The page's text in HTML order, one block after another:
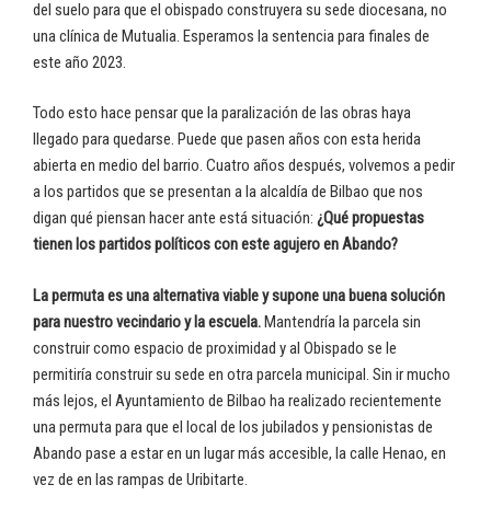
del suelo para que el obispado construyera su sede diocesana, no
una clínica de Mutualia. Esperamos la sentencia para finales de
este año 2023.
Todo esto hace pensar que la paralización de las obras haya
llegado para quedarse. Puede que pasen años con esta herida
abierta en medio del barrio. Cuatro años después, volvemos a pedir
a los partidos que se presentan a la alcaldía de Bilbao que nos
digan qué piensan hacer ante está situación: ¿Qué propuestas
tienen los partidos políticos con este agujero en Abando?
La permuta es una alternativa viable y supone una buena solución
para nuestro vecindario y la escuela.Mantendría la parcela sin
construir como espacio de proximidad y al Obispado se le
permitiría construir su sede en otra parcela municipal. Sin ir mucho
más lejos, el Ayuntamiento de Bilbao ha realizado recientemente
una permuta para que el local de los jubilados y pensionistas de
Abando pase a estar en un lugar más accesible, la calle Henao, en
vez de en las rampas de Uribitarte.